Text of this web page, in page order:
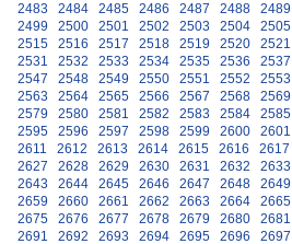
2483
2484 2485 2486 2487 2488 2489
2499
2500 2501 2502 2503 2504 2505
2515
2516 2517 2518 2519 2520 2521
2531
2532 2533 2534 2535 2536 2537
2547
2548 2549 2550 2551 2552 2553
2563
2564 2565 2566 2567 2568 2569
2579
2580 2581 2582 2583 2584 2585
2595
2596 2597 2598 2599 2600 2601
2611
2612 2613 2614 2615 2616 2617
2627
2628 2629 2630 2631 2632 2633
2643
2644 2645 2646 2647 2648 2649
2659
2660 2661 2662 2663 2664 2665
2675
2676 2677 2678 2679 2680 2681
2691
2692 2693 2694 2695 2696 2697